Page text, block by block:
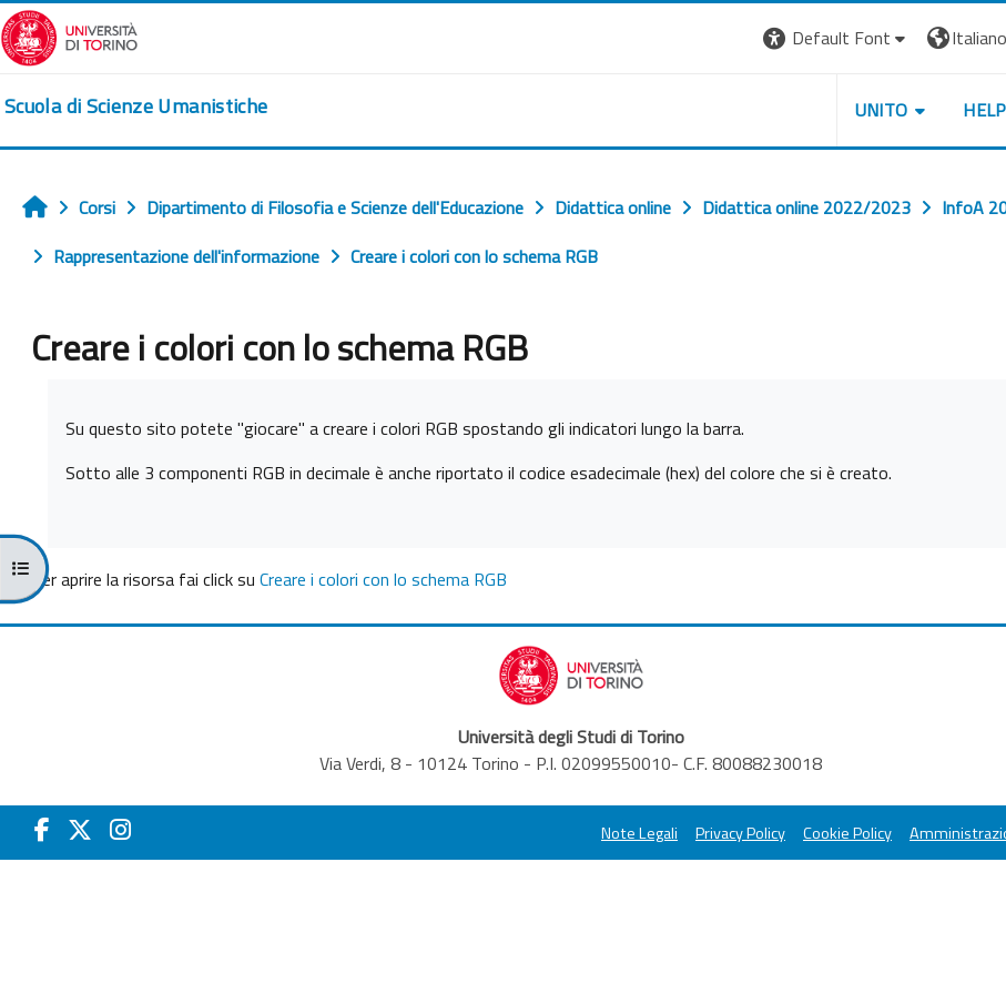
Vai al contenuto principale
Default Font
Scuola di Scienze Umanistiche UNITO
Apri indice del corso
Home
Corsi Dipartimento di Filosofia e Scienze dell'Educazione Didattica online Didattica online 2022/2023
InfoA
Rappresentazione dell'informazione
Creare i colori con lo schema RGB
Creare i colori con lo schema RGB
Su questo sito potete "giocare" a creare i colori RGB spostando gli indicatori lungo la barra.
Sotto alle 3 componenti RGB in decimale è anche riportato il codice esadecimale (hex) del colore che si è creato.
Per aprire la risorsa fai click su Creare i colori con lo schema RGB
Università degli Studi di Torino
Via Verdi, 8 - 10124 Torino - P.I. 02099550010- C.F. 80088230018
Note Legali Privacy Policy Cookie Policy